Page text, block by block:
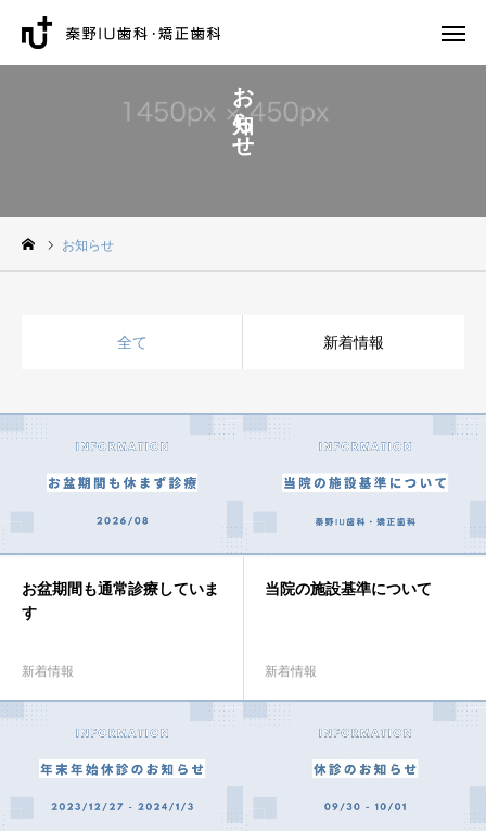
お知らせ
お知らせ
全て 新着情報
お盆期間も通常診療していま
す
新着情報
当院の施設基準について
新着情報
電話予約
歯科医師紹介
歯科治療一覧
お子さま診療
治療の流れ